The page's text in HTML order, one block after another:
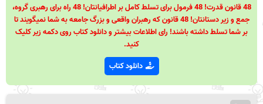
48 قانون قدرت! 48 فرمول برای تسلط کامل بر اطرافیانتان! 48 راه برای رهبری گروه،
جمع و زیر دستانتان! 48 قانون که رهبران واقعی و بزرگ جامعه به شما نمیگویند تا
بر شما تسلط داشته باشند! رای اطلاعات بیشتر و دانلود کتاب روی دکمه زیر کلیک
کنید.
دانلود کتاب